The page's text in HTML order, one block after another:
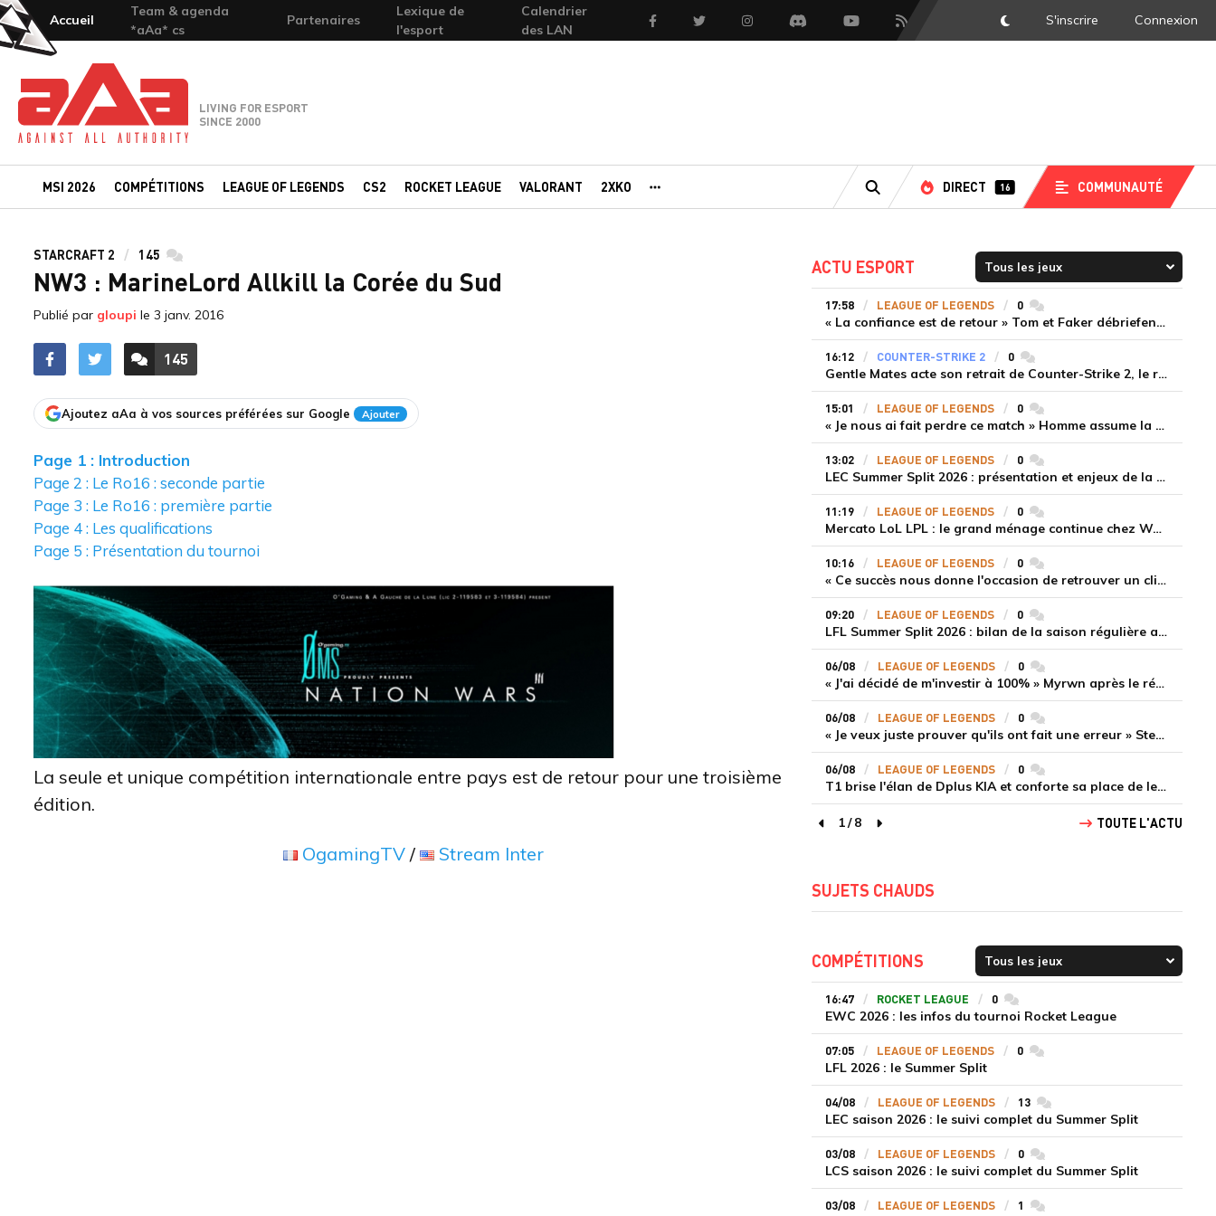
Accueil
Team & agenda
*aAa* cs
Partenaires
Lexique de
l'esport
Calendrier
des LAN
FacebookTwitter InstagramDiscord YoutubeFlux RSS DarkMode
S'inscrire Connexion
Team-aAa - against All authority
LIVING FOR ESPORT
SINCE 2000
MSI 2026 COMPÉTITIONS LEAGUE OF LEGENDS CS2 ROCKET LEAGUE VALORANT 2XKO
RECHERCHE
DIRECT 16 COMMUNAUTÉ
STARCRAFT 2 145 commentaires
NW3 : MarineLord Allkill la Corée du Sud
Publié par gloupi le 3 janv. 2016
ACCÉDER AUX
145
COMMENTAIRES
Ajoutez aAa à vos sources préférées sur Google Ajouter
Page 1 : Introduction
Page 2 : Le Ro16 : seconde partie
Page 3 : Le Ro16 : première partie
Page 4 : Les qualifications
Page 5 : Présentation du tournoi
La seule et unique compétition internationale entre pays est de retour pour une troisième
édition.
OgamingTV/ Stream Inter
ACTU ESPORT
17:58 LEAGUE OF LEGENDS 0commentaires
« La confiance est de retour » Tom et Faker débriefent la victoire convaincante de T1 face à Dplus KIA
16:12 COUNTER-STRIKE 2 0commentaires
Gentle Mates acte son retrait de Counter-Strike 2, le roster ibérique libéré
15:01 LEAGUE OF LEGENDS 0commentaires
« Je nous ai fait perdre ce match » Homme assume la responsabilité de la défaite de HLE face à Gen.G
13:02 LEAGUE OF LEGENDS 0commentaires
LEC Summer Split 2026 : présentation et enjeux de la troisième semaine de compétition
11:19 LEAGUE OF LEGENDS 0commentaires
Mercato LoL LPL : le grand ménage continue chez Weibo Gaming, Jiejie quitte le navire au profit de Xiaohao
10:16 LEAGUE OF LEGENDS 0commentaires
« Ce succès nous donne l'occasion de retrouver un climat beaucoup plus positif » Ryu et Canyon soulagés après la victoire de Gen.G sur HLE
09:20 LEAGUE OF LEGENDS 0commentaires
LFL Summer Split 2026 : bilan de la saison régulière avec Solary en tête
06/08 LEAGUE OF LEGENDS 0commentaires
« J'ai décidé de m'investir à 100% » Myrwn après le réveil de Movistar KOI face à Fnatic
06/08 LEAGUE OF LEGENDS 0commentaires
« Je veux juste prouver qu'ils ont fait une erreur » Stend se confie sur son mercato chaotique et ses ambitions avec Shifters
06/08 LEAGUE OF LEGENDS 0commentaires
T1 brise l'élan de Dplus KIA et conforte sa place de leader en LCK 2026 Rounds 3-4
page précédente
1/8
page suivante
TOUTE L'ACTU
SUJETS CHAUDS
COMPÉTITIONS
16:47 ROCKET LEAGUE 0commentaires
EWC 2026 : les infos du tournoi Rocket League
07:05 LEAGUE OF LEGENDS 0commentaires
LFL 2026 : le Summer Split
04/08 LEAGUE OF LEGENDS 13commentaires
LEC saison 2026 : le suivi complet du Summer Split
03/08 LEAGUE OF LEGENDS 0commentaires
LCS saison 2026 : le suivi complet du Summer Split
03/08 LEAGUE OF LEGENDS 1 commentaires